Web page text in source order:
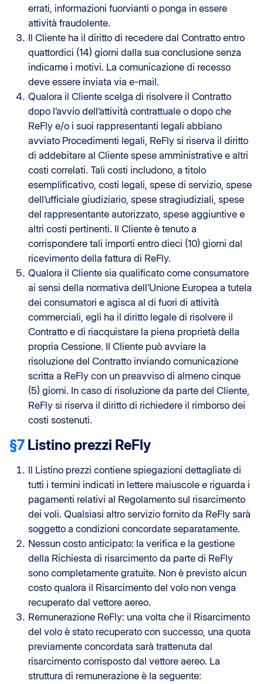
errati, informazioni fuorvianti o ponga in essere
attività fraudolente.
Il Cliente ha il diritto di recedere dal Contratto entro
quattordici (14) giorni dalla sua conclusione senza
indicarne i motivi. La comunicazione di recesso
deve essere inviata via e-mail.
Qualora il Cliente scelga di risolvere il Contratto
dopo l’avvio dell’attività contrattuale o dopo che
ReFly e/o i suoi rappresentanti legali abbiano
avviato Procedimenti legali, ReFly si riserva il diritto
di addebitare al Cliente spese amministrative e altri
costi correlati. Tali costi includono, a titolo
esemplificativo, costi legali, spese di servizio, spese
dell’ufficiale giudiziario, spese stragiudiziali, spese
del rappresentante autorizzato, spese aggiuntive e
altri costi pertinenti. Il Cliente è tenuto a
corrispondere tali importi entro dieci (10) giorni dal
ricevimento della fattura di ReFly.
Qualora il Cliente sia qualificato come consumatore
ai sensi della normativa dell’Unione Europea a tutela
dei consumatori e agisca al di fuori di attività
commerciali, egli ha il diritto legale di risolvere il
Contratto e di riacquistare la piena proprietà della
propria Cessione. Il Cliente può avviare la
risoluzione del Contratto inviando comunicazione
scritta a ReFly con un preavviso di almeno cinque
(5) giorni. In caso di risoluzione da parte del Cliente,
ReFly si riserva il diritto di richiedere il rimborso dei
costi sostenuti.
§7 Listino prezzi ReFly
Il Listino prezzi contiene spiegazioni dettagliate di
tutti i termini indicati in lettere maiuscole e riguarda i
pagamenti relativi al Regolamento sul risarcimento
dei voli. Qualsiasi altro servizio fornito da ReFly sarà
soggetto a condizioni concordate separatamente.
Nessun costo anticipato: la verifica e la gestione
della Richiesta di risarcimento da parte di ReFly
sono completamente gratuite. Non è previsto alcun
costo qualora il Risarcimento del volo non venga
recuperato dal vettore aereo.
Remunerazione ReFly: una volta che il Risarcimento
del volo è stato recuperato con successo, una quota
previamente concordata sarà trattenuta dal
risarcimento corrisposto dal vettore aereo. La
struttura di remunerazione è la seguente: